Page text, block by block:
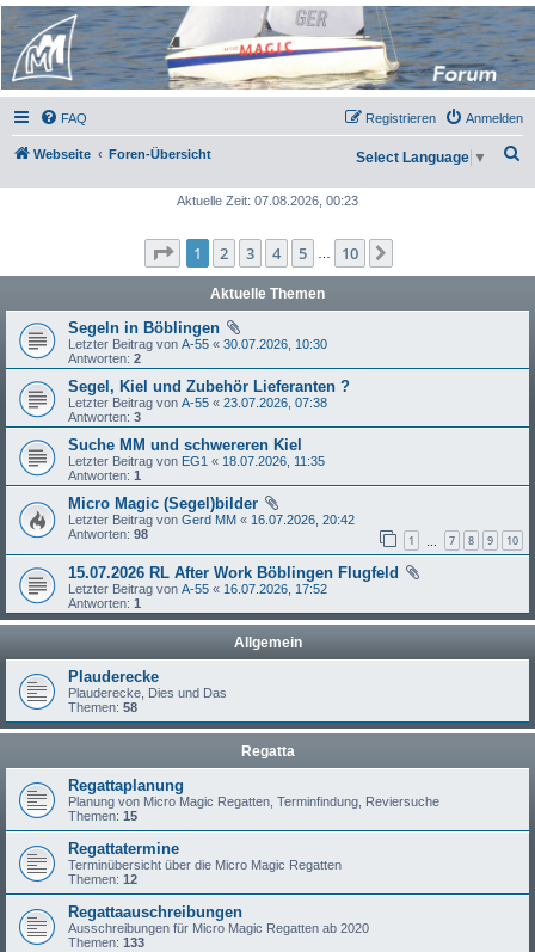
Micro Magic Forum
Deutschland
FAQ Anmelden
Registrieren
Webseite Foren-Übersicht Select Language ▼
Aktuelle Zeit: 07.08.2026, 00:23
Seite 1von 10
1 2 3 4 5 10
Aktuelle Themen
Segeln in Böblingen
Letzter Beitrag von A-55 « 30.07.2026, 10:30
Antworten: 2
Segel, Kiel und Zubehör Lieferanten ?
Letzter Beitrag von A-55 « 23.07.2026, 07:38
Antworten: 3
Suche MM und schwereren Kiel
Letzter Beitrag von EG1 « 18.07.2026, 11:35
Antworten: 1
Micro Magic (Segel)bilder
Letzter Beitrag von Gerd MM « 16.07.2026, 20:42
Antworten: 98 1 7 8 9 10
15.07.2026 RL After Work Böblingen Flugfeld
Letzter Beitrag von A-55 « 16.07.2026, 17:52
Antworten: 1
Allgemein
Plauderecke
Plauderecke, Dies und Das
Themen: 58
Regatta
Regattaplanung
Planung von Micro Magic Regatten, Terminfindung, Reviersuche
Themen: 15
Regattatermine
Terminübersicht über die Micro Magic Regatten
Themen: 12
Regattaauschreibungen
Ausschreibungen für Micro Magic Regatten ab 2020
Themen: 133